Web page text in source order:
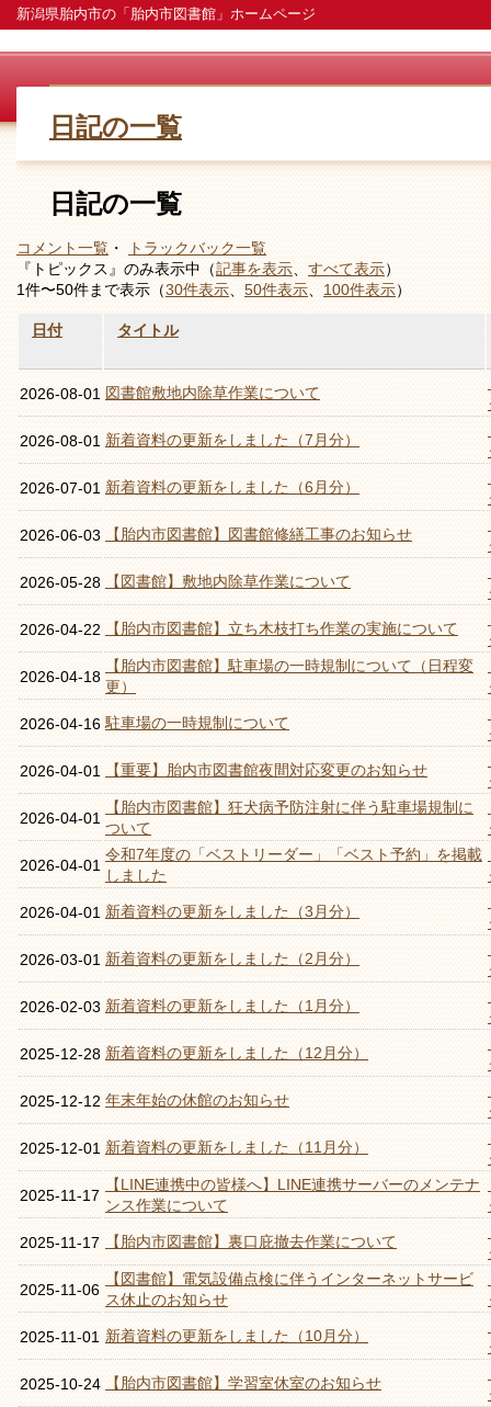
新潟県胎内市の「胎内市図書館」ホームページ
日記の一覧
日記の一覧
コメント一覧 ・
トラックバック一覧
『トピックス』のみ表示中（記事を表示 すべて表示）
1件〜50件まで表示（30件表示 50件表示 100件表示）
日付 タイトル
2026-08-01 図書館敷地内除草作業について
2026-08-01 新着資料の更新をしました（7月分）
2026-07-01 新着資料の更新をしました（6月分）
2026-06-03 【胎内市図書館】図書館修繕工事のお知らせ
2026-05-28 【図書館】敷地内除草作業について
2026-04-22 【胎内市図書館】立ち木枝打ち作業の実施について
2026-04-18
【胎内市図書館】駐車場の一時規制について（日程変
更）
2026-04-16 駐車場の一時規制について
2026-04-01 【重要】胎内市図書館夜間対応変更のお知らせ
2026-04-01
【胎内市図書館】狂犬病予防注射に伴う駐車場規制に
ついて
2026-04-01
令和7年度の「ベストリーダー」「ベスト予約」を掲載
しました
2026-04-01 新着資料の更新をしました（3月分）
2026-03-01 新着資料の更新をしました（2月分）
2026-02-03 新着資料の更新をしました（1月分）
2025-12-28 新着資料の更新をしました（12月分）
2025-12-12 年末年始の休館のお知らせ
2025-12-01 新着資料の更新をしました（11月分）
2025-11-17
【LINE連携中の皆様へ】LINE連携サーバーのメンテナ
ンス作業について
2025-11-17 【胎内市図書館】裏口庇撤去作業について
2025-11-06
【図書館】電気設備点検に伴うインターネットサービ
ス休止のお知らせ
2025-11-01 新着資料の更新をしました（10月分）
2025-10-24 【胎内市図書館】学習室休室のお知らせ